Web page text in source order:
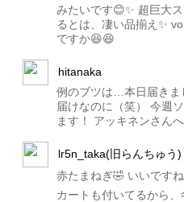
みたいです😊✨ 超巨大
るとは、凄い品揃え✨
ですか😆😆
hitanaka
例のブツは…本日届き
届けなのに（笑） 今週
ます！ アッキネンさん
lr5n_taka(旧らんちゅう)
赤たまねぎ🤣 いいです
カートも付いてるから